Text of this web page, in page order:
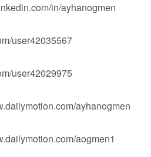
in/ayhanogmen
user42035567
user42029975
ayhanogmen
aogmen1